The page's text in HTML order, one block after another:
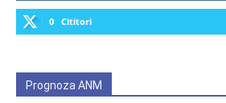
0 Cititori
Prognoza ANM